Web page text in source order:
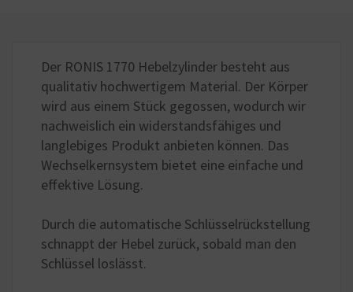
Der RONIS 1770 Hebelzylinder besteht aus
qualitativ hochwertigem Material. Der Körper
wird aus einem Stück gegossen, wodurch wir
nachweislich ein widerstandsfähiges und
langlebiges Produkt anbieten können. Das
Wechselkernsystem bietet eine einfache und
effektive Lösung.
Durch die automatische Schlüsselrückstellung
schnappt der Hebel zurück, sobald man den
Schlüssel loslässt.